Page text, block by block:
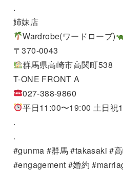
.
姉妹店
Wardrobe(ワードローブ)
〒370-0043
群馬県高崎市高関町538
T-ONE FRONT A
027-388-9860
平日11:00〜19:00 土日祝
.
.
#gunma #群馬 #takasaki #
#engagement #婚約